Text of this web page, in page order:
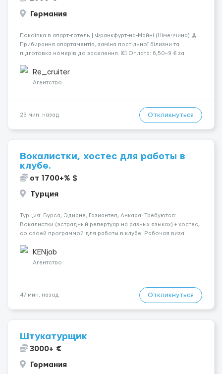
Германия
Покоївка в апарт-готель | Франкфурт-на-Майні (Німеччина) 🧹
Прибирання апартаментів, заміна постільної білизни та
підготовка номерів до заселення. 💶 Оплата: 6,50–9 € за
близько 2000 € на місяць (після вирахув...
Re_cruiter
Агентство
23 мин. назад Откликнуться
Вокалистки, хостес для работы в
клубе.
от 1700+% $
Турция
Турция: Бурса, Эдирне, Газиантеп, Анкара. Требуются:
Вокалистки (эстрадный репертуар на разных языках) + хостеc,
со своей программой для работы в клубе. Рабочая виза.
одного до трех месяцев. Мед. страховка. Высокая зарплат...
KENjob
Агентство
47 мин. назад Откликнуться
Штукатурщик
3000+ €
Германия